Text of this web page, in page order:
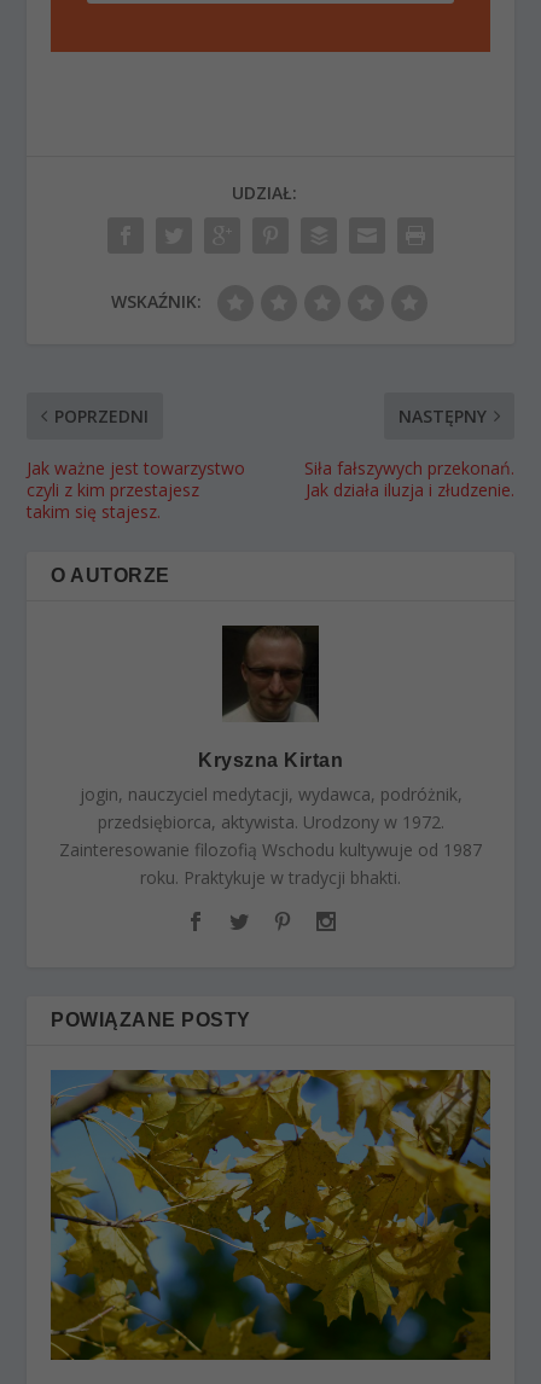
UDZIAŁ:
WSKAŹNIK:
POPRZEDNI
Jak ważne jest towarzystwo
czyli z kim przestajesz
takim się stajesz.
NASTĘPNY
Siła fałszywych przekonań.
Jak działa iluzja i złudzenie.
O AUTORZE
Kryszna Kirtan
jogin, nauczyciel medytacji, wydawca, podróżnik,
przedsiębiorca, aktywista. Urodzony w 1972.
Zainteresowanie filozofią Wschodu kultywuje od 1987
roku. Praktykuje w tradycji bhakti.
POWIĄZANE POSTY